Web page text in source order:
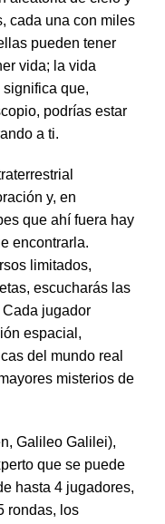
cada una con miles
pueden tener
vida; la vida
que,
podrías estar
a ti.
y, en
que ahí fuera hay
encontrarla.
limitados,
escucharás las
jugador
espacial,
del mundo real
misterios de
Galileo Galilei),
que se puede
hasta 4 jugadores,
rondas, los